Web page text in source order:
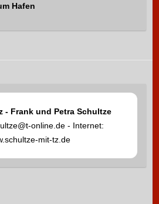
Hafen
- Frank und Petra Schultze
online.de - Internet:
mit-tz.de